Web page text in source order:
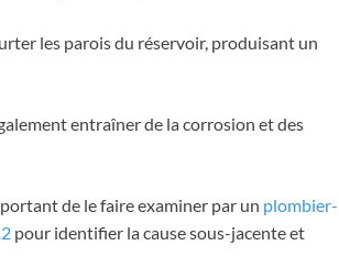
les parois du réservoir, produisant un
entraîner de la corrosion et des
de le faire examiner par un plombier-
pour identifier la cause sous-jacente et